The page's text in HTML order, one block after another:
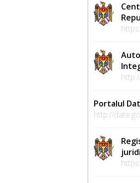
Portalul
http://